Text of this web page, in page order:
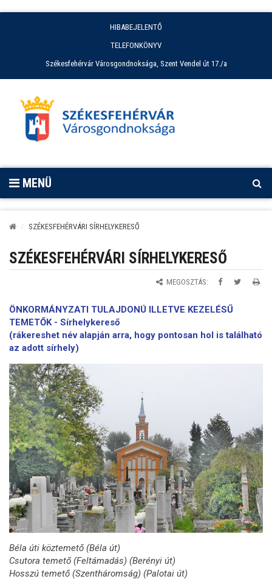
HIBABEJELENTŐ
TELEFONKÖNYV
Székesfehérvár Városgondnoksága, Szent Vendel út 17./a
MENÜ
SZÉKESFEHÉRVÁRI SÍRHELYKERESŐ
SZÉKESFEHÉRVÁRI SÍRHELYKERESŐ
MEGOSZTÁS:
ÖNKORMÁNYZATI TULAJDONÚ ILLETVE KEZELÉSŰ
TEMETŐK - Sírhelykereső
(rákereshet név alapján arra, hogy pontosan hol is található
az adott sírhely)
Béla úti köztemető (Béla út)
Csutora temető (Feltámadás) (Berényi út)
Hosszú temető (Szentháromság) (Palotai út)